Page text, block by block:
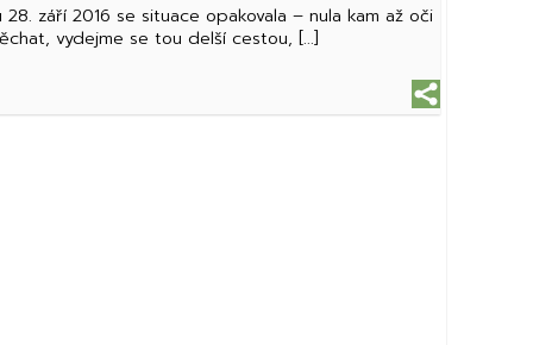
září 2016 se situace opakovala – nula kam až oči
vydejme se tou delší cestou, [...]